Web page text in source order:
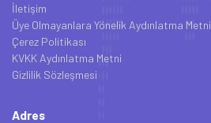
İletişim
Üye Olmayanlara Yönelik Aydınlatma Metni
Çerez Politikası
KVKK Aydınlatma Metni
Gizlilik Sözleşmesi
Adres